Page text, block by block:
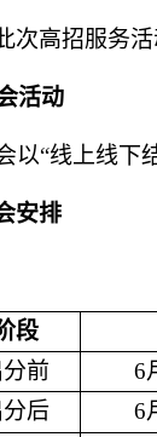
次高招服务
活动
以“线上线下
安排
段
分前 6
分后
6